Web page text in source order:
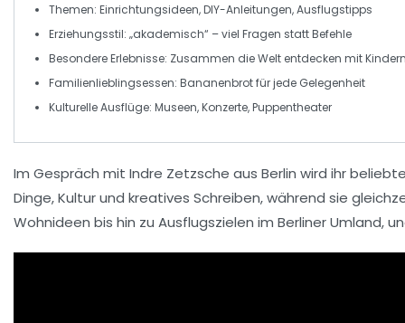
Themen: Einrichtungsideen, DIY-Anleitungen, Ausflugstipps
Erziehungsstil: „akademisch“ – viel Fragen statt Befehle
Besondere Erlebnisse: Zusammen die Welt entdecken mit
Familienlieblingsessen: Bananenbrot für jede Gelegenheit
Kulturelle Ausflüge: Museen, Konzerte, Puppentheater
Im Gespräch mit Indre Zetzsche aus Berlin wird ihr
Dinge, Kultur und kreatives Schreiben, während sie
Wohnideen bis hin zu Ausflugszielen im Berliner Umland,